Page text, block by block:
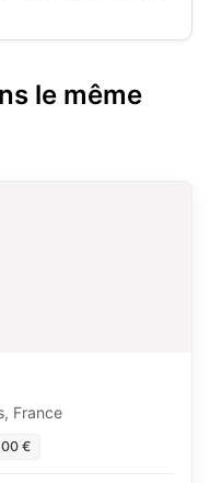
le même
France
€